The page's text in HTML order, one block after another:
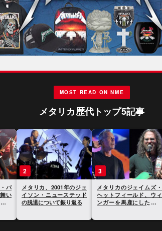
MOST READ ON NME
メタリカ歴代トップ5記事
バ
い
ビ
2
メタリカ、2001年のジェ
イソン・ニューステッド
の脱退について振り返る
3
メタリカのジェイムズ・
ヘットフィールド、ウィ
ンガーを馬鹿にしたこと